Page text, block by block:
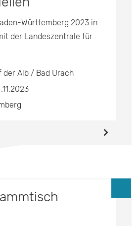
in
Seminar
Württemberg 2023 in
der Landeszentrale für
der Alb / Bad Urach